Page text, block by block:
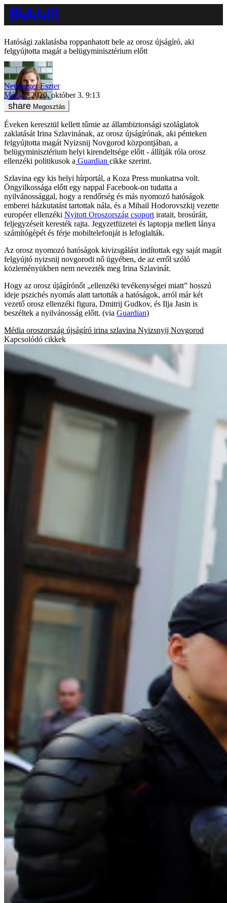
Hatósági zaklatásba roppanhatott bele az orosz újságíró, aki
felgyújtotta magát a belügyminisztérium előtt
Neuberger Eszter
Média
2020. október 3. 9:13
Megosztás
Éveken keresztül kellett tűrnie az állambiztonsági szoláglatok
zaklatását Irina Szlavinának, az orosz újságírónak, aki pénteken
felgyújtotta magát Nyizsnij Novgorod központjában, a
belügyminisztérium helyi kirendeltsége előtt - állítják róla orosz
ellenzéki politikusok a Guardian cikke szerint.
Szlavina egy kis helyi hírportál, a Koza Press munkatrsa volt.
Öngyilkossága előtt egy nappal Facebook-on tudatta a
nyilvánossággal, hogy a rendőrség és más nyomozó hatóságok
emberei házkutatást tartottak nála, és a Mihail Hodorovszkij vezette
européer ellenzéki Nyitott Oroszország csoport iratait, brosúráit,
feljegyzéseit keresték rajta. Jegyzetfüzetei és laptopja mellett lánya
számítógépét és férje mobiltelefonját is lefoglalták.
Az orosz nyomozó hatóságok kivizsgálást indítottak egy saját magát
felgyújtó nyizsnij novgorodi nő ügyében, de az erről szóló
közleményükben nem nevezték meg Irina Szlavinát.
Hogy az orosz újágírónőt „ellenzéki tevékenységei miatt” hosszú
ideje pszichés nyomás alatt tartották a hatóságok, arról már két
vezető orosz ellenzéki figura, Dmitrij Gudkov, és Ilja Jasin is
beszéltek a nyilvánosság előtt. (via Guardian)
Média oroszország újságíró irina szlavina Nyizsnyij Novgorod
Kapcsolódó cikkek